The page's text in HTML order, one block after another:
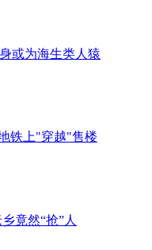
或为海生类人猿
铁上"穿越"售楼
竟然“抢”人